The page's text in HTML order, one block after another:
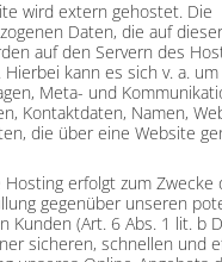
wird extern gehostet. Die
Daten, die auf
auf den Servern des
kann es sich v. a. um
Meta- und
Kontaktdaten, Namen,
die über eine Website
Hosting erfolgt zum Zwecke
gegenüber unseren
Kunden (Art. 6 Abs. 1 lit. b
sicheren, schnellen und